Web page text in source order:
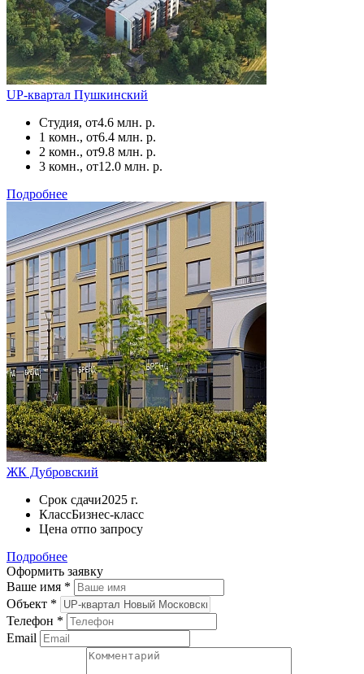
UP-квартал Пушкинский
Студия, от4.6 млн. р.
1 комн., от6.4 млн. р.
2 комн., от9.8 млн. р.
3 комн., от12.0 млн. р.
Подробнее
ЖК Дубровский
Срок сдачи2025 г.
КлассБизнес-класс
Цена отпо запросу
Подробнее
Оформить заявку
Ваше имя *
Объект *
Телефон *
Email